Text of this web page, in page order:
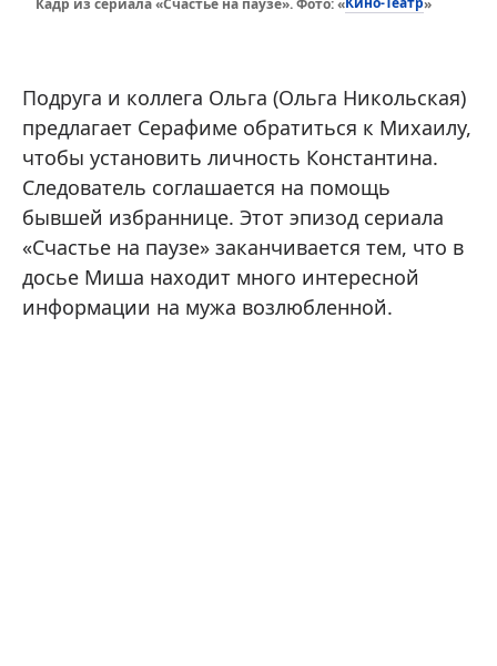
Подруга и коллега Ольга (Ольга Никольская)
предлагает Серафиме обратиться к Михаилу,
чтобы установить личность Константина.
Следователь соглашается на помощь
бывшей избраннице. Этот эпизод сериала
«Счастье на паузе» заканчивается тем, что в
досье Миша находит много интересной
информации на мужа возлюбленной.